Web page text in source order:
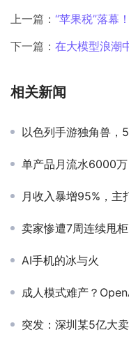
上一篇： “苹果税”落幕！Epic高
下一篇： 在大模型浪潮
相关新闻
以色列手游独角兽，5年
单产品月流水6000万，
月收入暴增95%，主打真实
卖家惨遭7周连续甩
AI手机的冰与火
成人模式难产？
突发：深圳某5亿大卖被